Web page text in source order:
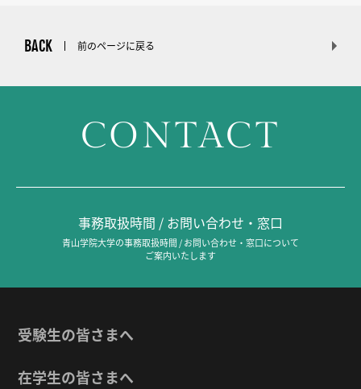
BACK 前のページに戻る
CONTACT
事務取扱時間 / お問い合わせ・窓口
青山学院大学の事務取扱時間 / お問い合わせ・窓口について
ご案内いたします
受験生の皆さまへ
在学生の皆さまへ